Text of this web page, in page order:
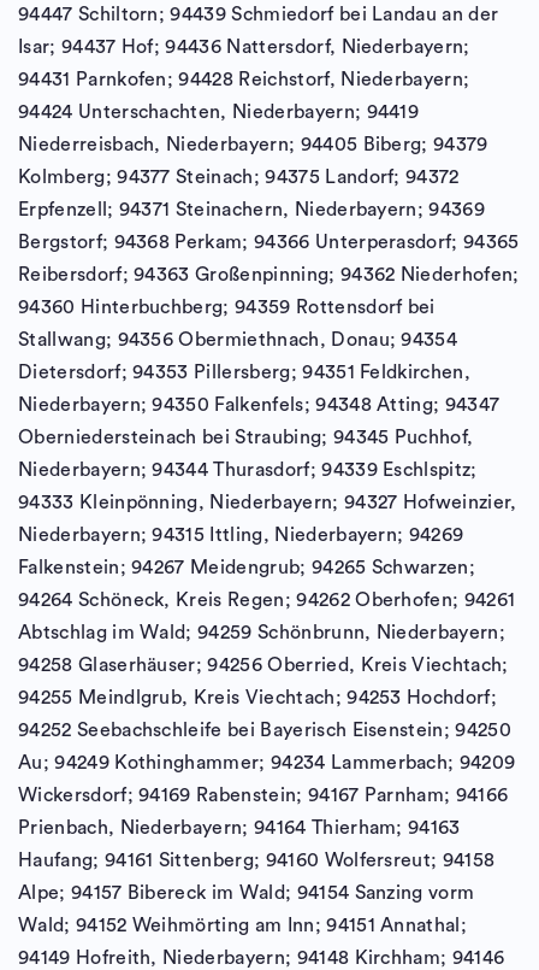
94447 Schiltorn; 94439 Schmiedorf bei Landau an der
Isar; 94437 Hof; 94436 Nattersdorf, Niederbayern;
94431 Parnkofen; 94428 Reichstorf, Niederbayern;
94424 Unterschachten, Niederbayern; 94419
Niederreisbach, Niederbayern; 94405 Biberg; 94379
Kolmberg; 94377 Steinach; 94375 Landorf; 94372
Erpfenzell; 94371 Steinachern, Niederbayern; 94369
Bergstorf; 94368 Perkam; 94366 Unterperasdorf; 94365
Reibersdorf; 94363 Großenpinning; 94362 Niederhofen;
94360 Hinterbuchberg; 94359 Rottensdorf bei
Stallwang; 94356 Obermiethnach, Donau; 94354
Dietersdorf; 94353 Pillersberg; 94351 Feldkirchen,
Niederbayern; 94350 Falkenfels; 94348 Atting; 94347
Oberniedersteinach bei Straubing; 94345 Puchhof,
Niederbayern; 94344 Thurasdorf; 94339 Eschlspitz;
94333 Kleinpönning, Niederbayern; 94327 Hofweinzier,
Niederbayern; 94315 Ittling, Niederbayern; 94269
Falkenstein; 94267 Meidengrub; 94265 Schwarzen;
94264 Schöneck, Kreis Regen; 94262 Oberhofen; 94261
Abtschlag im Wald; 94259 Schönbrunn, Niederbayern;
94258 Glaserhäuser; 94256 Oberried, Kreis Viechtach;
94255 Meindlgrub, Kreis Viechtach; 94253 Hochdorf;
94252 Seebachschleife bei Bayerisch Eisenstein; 94250
Au; 94249 Kothinghammer; 94234 Lammerbach; 94209
Wickersdorf; 94169 Rabenstein; 94167 Parnham; 94166
Prienbach, Niederbayern; 94164 Thierham; 94163
Haufang; 94161 Sittenberg; 94160 Wolfersreut; 94158
Alpe; 94157 Bibereck im Wald; 94154 Sanzing vorm
Wald; 94152 Weihmörting am Inn; 94151 Annathal;
94149 Hofreith, Niederbayern; 94148 Kirchham; 94146